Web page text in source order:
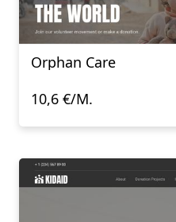
Orphan Care
10,6 €/M.